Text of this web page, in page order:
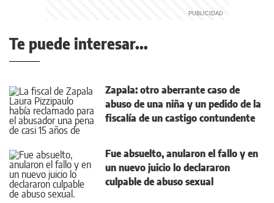
Te puede interesar...
Zapala: otro aberrante caso de
abuso de una niña y un pedido de la
fiscalía de un castigo contundente
Fue absuelto, anularon el fallo y en
un nuevo juicio lo declararon
culpable de abuso sexual